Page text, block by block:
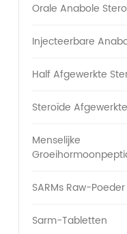
Orale Anabole
Injecteerbare
Half Afgewerkte
Steroïde
Menselijke
SARMs Raw-Poeder
Sarm-Tabletten